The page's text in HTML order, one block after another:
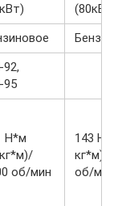
(80кВт)
Н*м
об/мин
143
кг*м)/
об/мин